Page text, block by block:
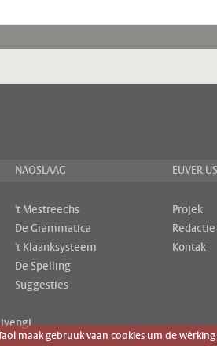
NAOSLAAG
't Mestreechs
De Grammatica
't Klaanksysteem
De Spelling
Suggesties
EUVER US
Projek
Redactie
Kontak
ivengi
maak gebruuk vaan cookies um de